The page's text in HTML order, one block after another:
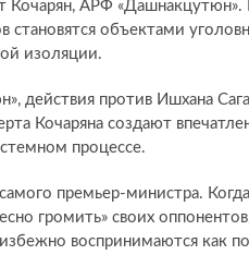
Кочарян, АРФ
становятся объектами
изоляции.
действия против Ишхана
Кочаряна создают
процессе.
премьер-министра. Когда
громить» своих
воспринимаются как